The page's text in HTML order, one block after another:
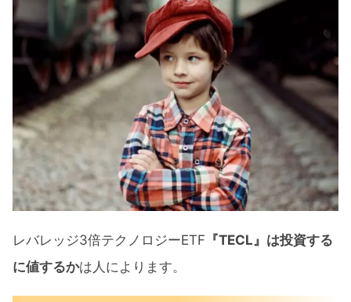
レバレッジ3倍テクノロジーETF 『TECL』は投資する
に値するかは人によります。